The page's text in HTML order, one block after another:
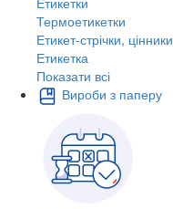
Термоетикетки
Етикет-стрічки, цінники
Етикетка
Показати всі
Вироби з паперу